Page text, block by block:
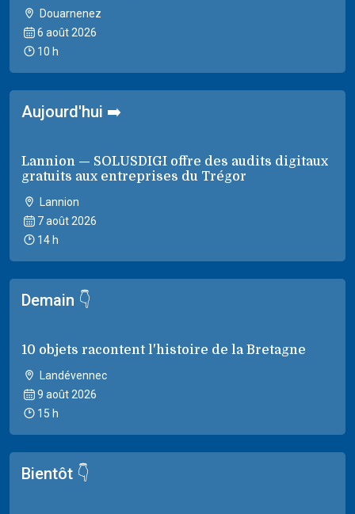
Douarnenez
6 août 2026
10 h
Aujourd'hui ➡️
Lannion — SOLUSDIGI offre des audits digitaux
gratuits aux entreprises du Trégor
Lannion
7 août 2026
14 h
Demain 👇
10 objets racontent l'histoire de la Bretagne
Landévennec
9 août 2026
15 h
Bientôt 👇